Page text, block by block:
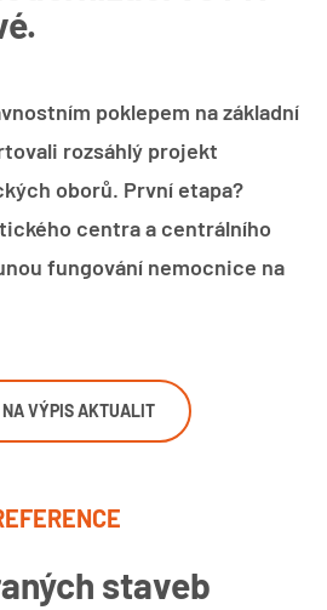
poklepem na základní
rozsáhlý projekt
oborů. První etapa?
centra a centrálního
fungování nemocnice na
VÝPIS AKTUALIT
staveb